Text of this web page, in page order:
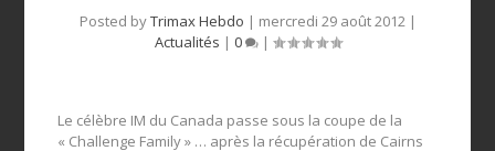
Posted byTrimax Hebdo | mercredi 29 août 2012|
Actualités | 0 |
Le célèbre IM du Canada passe sous la coupe de la
« Challenge Family » … après la récupération de Cairns